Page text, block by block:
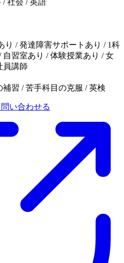
り / 発達障害サポートあり / 1科
自習室あり / 体験授業あり / 女
員講師
習 / 苦手科目の克服 / 英検
い合わせる